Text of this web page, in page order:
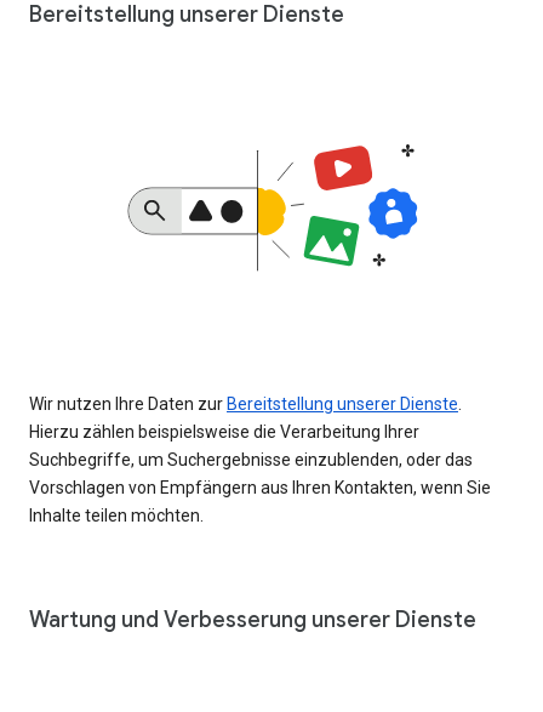
Bereitstellung unserer Dienste
Wir nutzen Ihre Daten zur Bereitstellung unserer Dienste
Hierzu zählen beispielsweise die Verarbeitung Ihrer
Suchbegriffe, um Suchergebnisse einzublenden, oder das
Vorschlagen von Empfängern aus Ihren Kontakten, wenn Sie
Inhalte teilen möchten.
Wartung und Verbesserung unserer Dienste